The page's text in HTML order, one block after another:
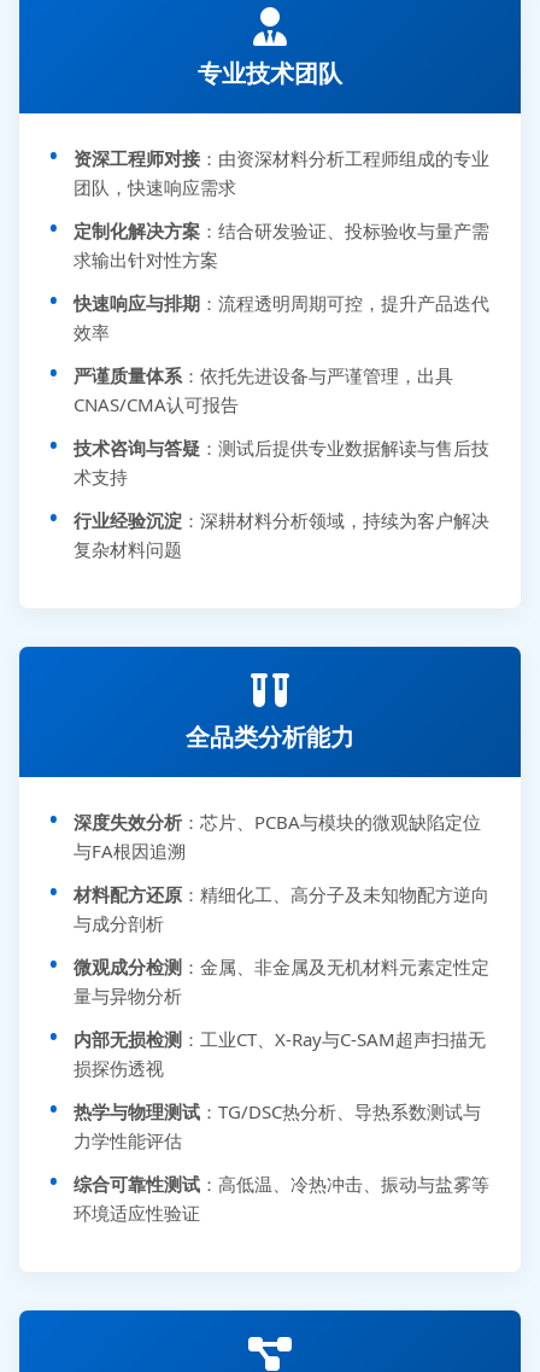
专业技术团队
资深工程师对接 ：由资深材料分析工程师组成的专业
团队，快速响应需求
定制化解决方案 ：结合研发验证、投标验收与量产需
求输出针对性方案
快速响应与排期 ：流程透明周期可控，提升产品迭代
效率
严谨质量体系 ：依托先进设备与严谨管理，出具
CNAS/CMA认可报告
技术咨询与答疑 ：测试后提供专业数据解读与售后技
术支持
行业经验沉淀 ：深耕材料分析领域，持续为客户解决
复杂材料问题
全品类分析能力
深度失效分析 ：芯片、PCBA与模块的微观缺陷定位
与FA根因追溯
材料配方还原 ：精细化工、高分子及未知物配方逆向
与成分剖析
微观成分检测 ：金属、非金属及无机材料元素定性定
量与异物分析
内部无损检测 ：工业CT、X-Ray与C-SAM超声扫描无
损探伤透视
热学与物理测试 ：TG/DSC热分析、导热系数测试与
力学性能评估
综合可靠性测试 ：高低温、冷热冲击、振动与盐雾等
环境适应性验证